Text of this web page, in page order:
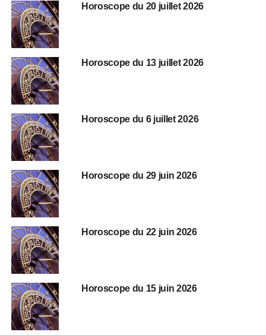
Horoscope du 20 juillet 2026
Horoscope du 13 juillet 2026
Horoscope du 6 juillet 2026
Horoscope du 29 juin 2026
Horoscope du 22 juin 2026
Horoscope du 15 juin 2026